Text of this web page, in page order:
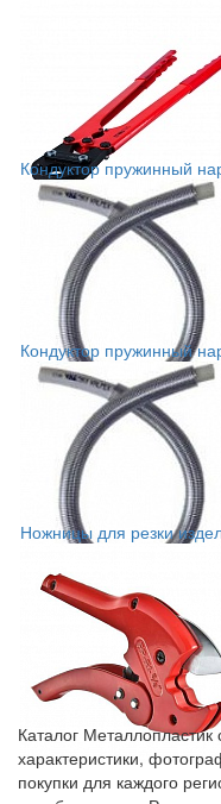
Кондуктор пружинный
Кондуктор пружинный
Ножницы для резки
Каталог
характеристики,
покупки для каждого